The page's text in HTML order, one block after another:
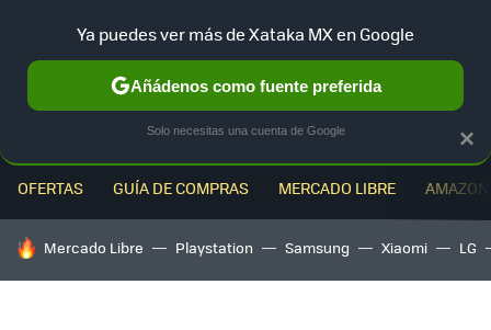
OFERTAS GUÍA DE COMPRAS MERCADO LIBRE
HOY SE HABLA DE
Mercado Libre Playstation Samsung Xiaomi LG
×
Ya puedes ver más de Xataka MX en Google
Añádenos como fuente preferida
Solo necesitas una cuenta de Google